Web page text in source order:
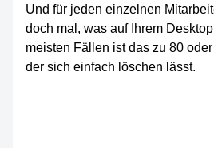
Und für jeden einzelnen
doch mal, was auf Ihrem
meisten Fällen ist das zu 80
der sich einfach löschen lässt.